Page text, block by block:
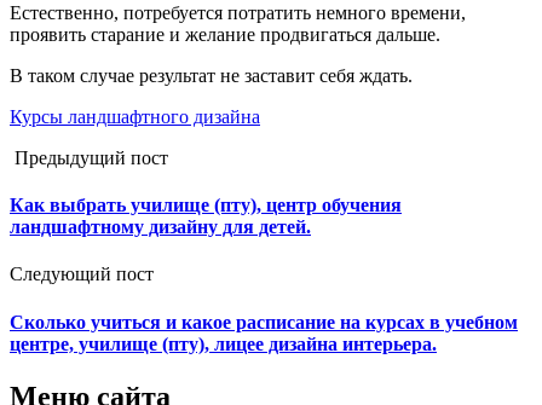
Естественно, потребуется потратить немного времени,
проявить старание и желание продвигаться дальше.
В таком случае результат не заставит себя ждать.
Курсы ландшафтного дизайна
Предыдущий пост
Как выбрать училище (пту), центр обучения
ландшафтному дизайну для детей.
Следующий пост
Сколько учиться и какое расписание на курсах в учебном
центре, училище (пту), лицее дизайна интерьера.
Меню сайта